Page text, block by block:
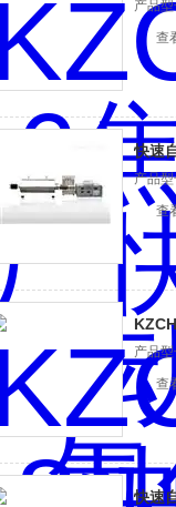
产品型
查
快速
产品型号
查
产品型
查
快速